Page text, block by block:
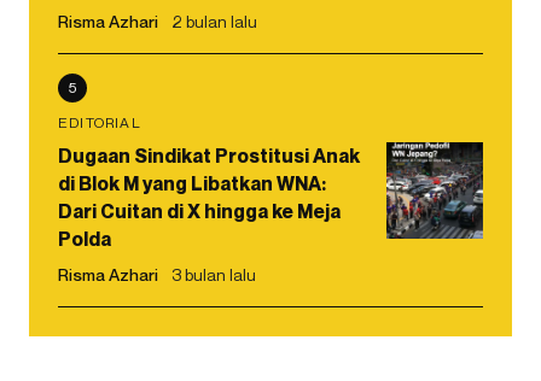
Risma Azhari 2 bulan lalu
5
EDITORIAL
Dugaan Sindikat Prostitusi Anak
di Blok M yang Libatkan WNA:
Dari Cuitan di X hingga ke Meja
Polda
Risma Azhari 3 bulan lalu